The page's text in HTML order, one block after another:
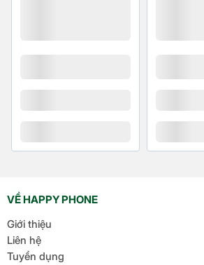
kéo dài tuổi thọ bàn ủi, đảm bảo
năng chống nhỏ giọt giúp ngăn
nước.
Sản phẩm đi kèm móc treo
VỀ HAPPY PHONE
Giới thiệu
Liên hệ
Tuyển dụng